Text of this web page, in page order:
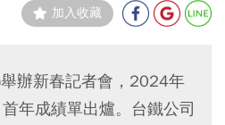
加入收藏
辦新春記者會，2024年
年成績單出爐。台鐵公司